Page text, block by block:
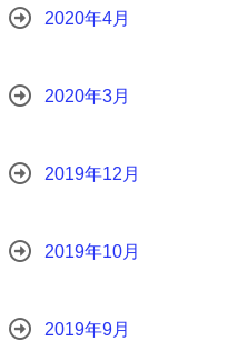
2020年4月
2020年3月
2019年12月
2019年10月
2019年9月